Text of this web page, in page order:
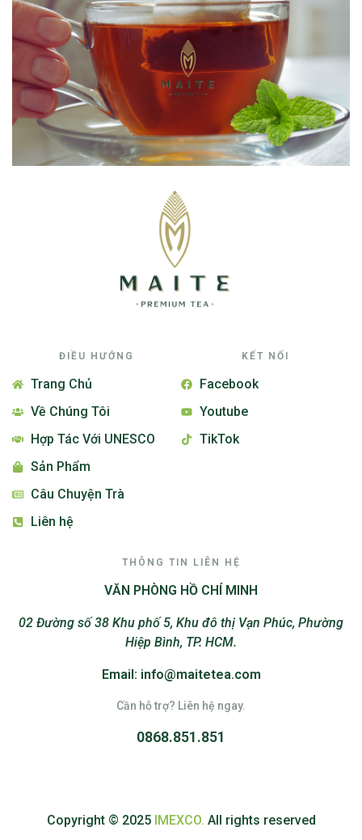
ĐIỀU HƯỚNG
Trang Chủ
Về Chúng Tôi
Hợp Tác Với UNESCO
Sản Phẩm
Câu Chuyện Trà
Liên hệ
KẾT NỐI
Facebook
Youtube
TikTok
THÔNG TIN LIÊN HỆ
VĂN PHÒNG HỒ CHÍ MINH
02 Đường số 38 Khu phố 5, Khu đô thị Vạn Phúc, Phường
Hiệp Bình, TP. HCM.
Email: info@maitetea.com
Cần hỗ trợ? Liên hệ ngay.
0868.851.851
Copyright © 2025 IMEXCO. All rights reserved